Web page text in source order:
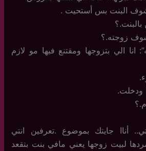
البنت بس أستحيت .
زوجته.؟
انا الي بتزوجها ومقتنع فيها مو لازم
ودخلت.
أناا جايتك بموضوع .تعرفين انتي
لبيت زوجها يعني مافي بنت بتقعد